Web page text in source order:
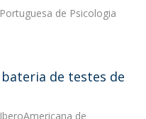
de Psicologia
de testes de
de